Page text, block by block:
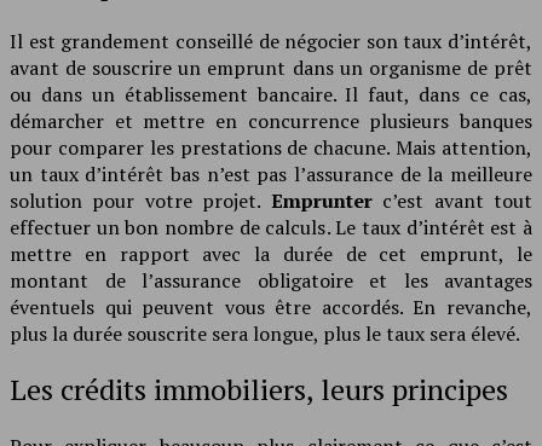
Il est grandement conseillé de négocier son taux d’intérêt,
avant de souscrire un emprunt dans un organisme de prêt
ou dans un établissement bancaire. Il faut, dans ce cas,
démarcher et mettre en concurrence plusieurs banques
pour comparer les prestations de chacune. Mais attention,
un taux d’intérêt bas n’est pas l’assurance de la meilleure
solution pour votre projet. Emprunterc’est avant tout
effectuer un bon nombre de calculs. Le taux d’intérêt est à
mettre en rapport avec la durée de cet emprunt, le
montant de l’assurance obligatoire et les avantages
éventuels qui peuvent vous être accordés. En revanche,
plus la durée souscrite sera longue, plus le taux sera élevé.
Les crédits immobiliers, leurs principes